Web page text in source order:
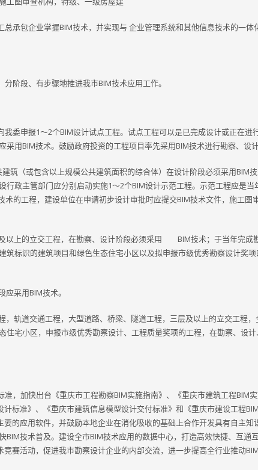
承包企业掌握BIM技术，并实现与 企业管理系统和其他信息技术的一体
阶段、有步骤地推进我市BIM技术应用工作。
委申报1～2个BIM设计试点工程。试点工程可以是已完成设计或正在进
用BIM技术。鼓励政府投资的工程项目率先采用BIM技术进行勘察、设计
筑（或包含以上规模公共建筑面积的综合体）在设计阶段必须采用BIM
行政主管部门应分别启动实施1～2个BIM设计示范工程。示范工程应是当
的工程，建设单位在申请初步设计审批时应提交BIM技术文件，施工图
以上的立交工程，在勘察、设计阶段必须采用 BIM技术；于当年完成
筑标识的建筑项目和绿色生态住宅小区以及拟申报市级优秀勘察设计奖
采用BIM技术。
，轨道交通工程，大型道路、桥梁、隧道工程，三层及以上的立交工程
住宅小区，申报市级优秀勘察设计、工程质量奖项的工程，在勘察、设
，加快出台《重庆市工程勘察BIM实施指南》、《重庆市建筑工程BIM
标准》、《重庆市建筑信息模型设计交付标准》和《重庆市建设工程
的应用软件，并鼓励本地企业在消化吸收的基础上合作开发具有自主知
技术普及。建设全市BIM技术应用的数据中心，打造高效快捷、互通
赛活动，促进我市勘察设计企业的内部交流，进一步提高全行业推动